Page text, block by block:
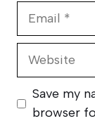
Website
Save my
browser